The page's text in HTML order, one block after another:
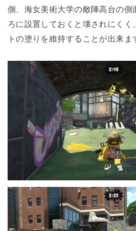
側、海女美術大学の敵陣高台の側
ろに設置しておくと壊されにくく
トの塗りを維持することが出来ま